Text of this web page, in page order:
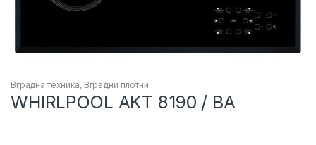
Вградна техника, Вградни плотни
WHIRLPOOL AKT 8190 / BA